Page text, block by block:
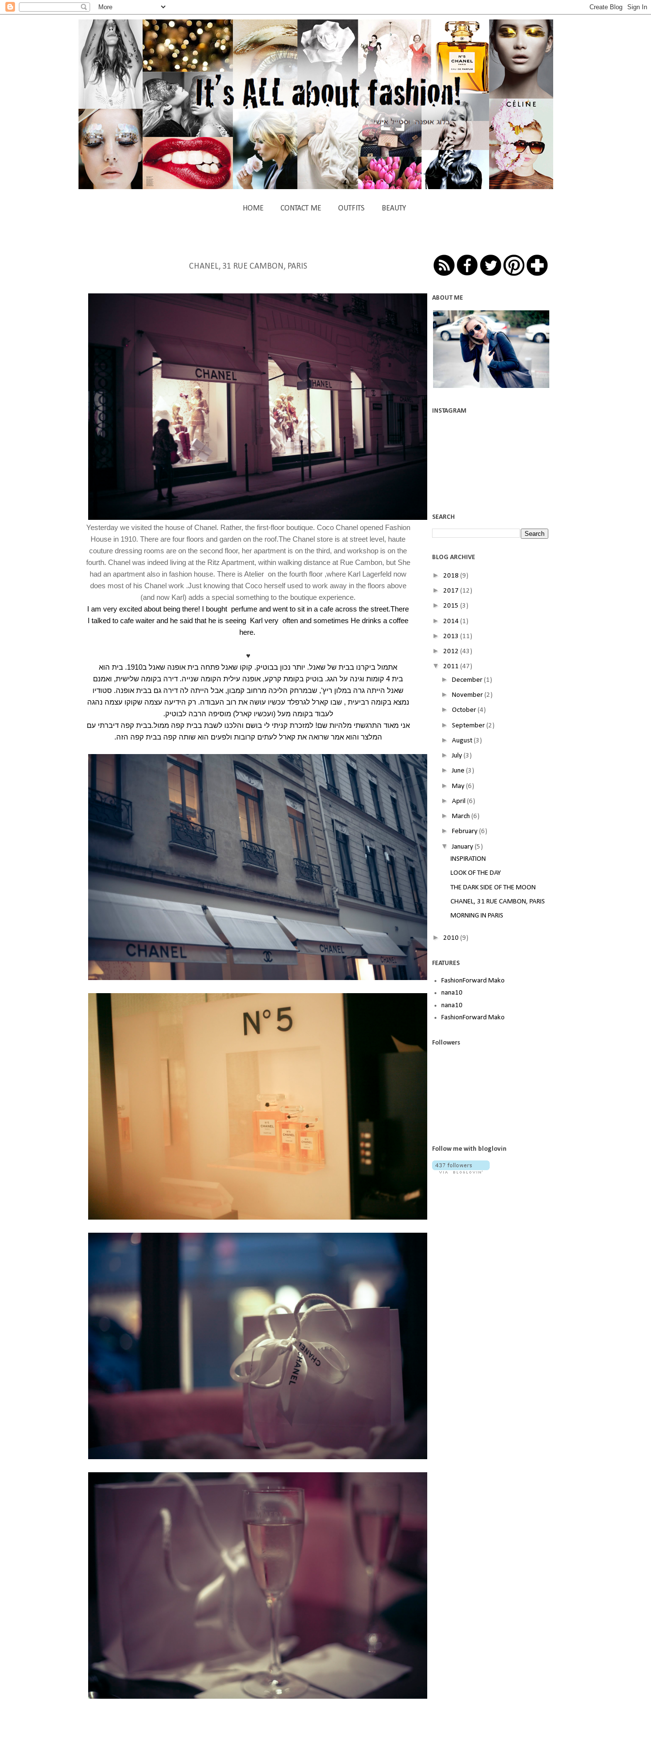
HOME CONTACT ME OUTFITS BEAUTY
CHANEL, 31 RUE CAMBON, PARIS
Yesterday we visited the house of Chanel. Rather, the first-floor boutique. Coco Chanel opened Fashion
House in 1910. There are four floors and garden on the roof.The Chanel store is at street level, haute
couture dressing rooms are on the second floor, her apartment is on the third, and workshop is on the
fourth. Chanel was indeed living at the Ritz Apartment, within walking distance at Rue Cambon, but She
had an apartment also in fashion house. There is Atelier on the fourth floor ,where Karl Lagerfeld now
does most of his Chanel work .Just knowing that Coco herself used to work away in the floors above
(and now Karl) adds a special something to the boutique experience.
I am very excited about being there! I bought perfume and went to sit in a cafe across the street.There
I talked to cafe waiter and he said that he is seeing Karl very often and sometimes He drinks a coffee
here.
♥
אתמול ביקרנו בבית של שאנל. יותר נכון בבוטיק. קוקו שאנל פתחה בית אופנה שאנל ב1910. בית הוא
בית 4 קומות וגינה על הגג. בוטיק בקומת קרקע, אופנה עילית הקומה שנייה. דירה בקומה שלישית, ואמנם
שאנל הייתה גרה במלון ריץ', שבמרחק הליכה מרחוב קמבון, אבל הייתה לה דירה גם בבית אופנה. סטודיו
נמצא בקומה רביעית ,שבו קארל לגרפלד עכשיו עושה את רוב העבודה. רק הידיעה עצמה שקוקו עצמה נהגה
לעבוד בקומה מעל (ועכשיו קארל)מוסיפה הרבה לבוטיק.
אני מאוד התרגשתי מלהיות שם!למזכרת קניתי לי בושם והלכנו לשבת בבית קפה ממול.בבית קפה דיברתי עם
המלצר והוא אמר שרואה את קארל לעתים קרובות ולפעים הוא שותה קפה בבית קפה הזה.
ABOUT ME
INSTAGRAM
SEARCH
BLOG ARCHIVE
► 2018 (9)
► 2017 (12)
► 2015 (3)
► 2014 (1)
► 2013 (11)
► 2012 (43)
▼ 2011 (47)
► December (1)
► November (2)
► October (4)
► September (2)
► August (3)
►July (3)
►June (3)
► May (6)
► April (6)
► March (6)
► February (6)
▼ January (5)
INSPIRATION
LOOK OF THE DAY
THE DARK SIDE OF THE MOON
CHANEL, 31 RUE CAMBON, PARIS
MORNING IN PARIS
► 2010 (9)
FEATURES
FashionForward Mako
nana10
nana10
FashionForward Mako
Followers
Follow me with bloglovin